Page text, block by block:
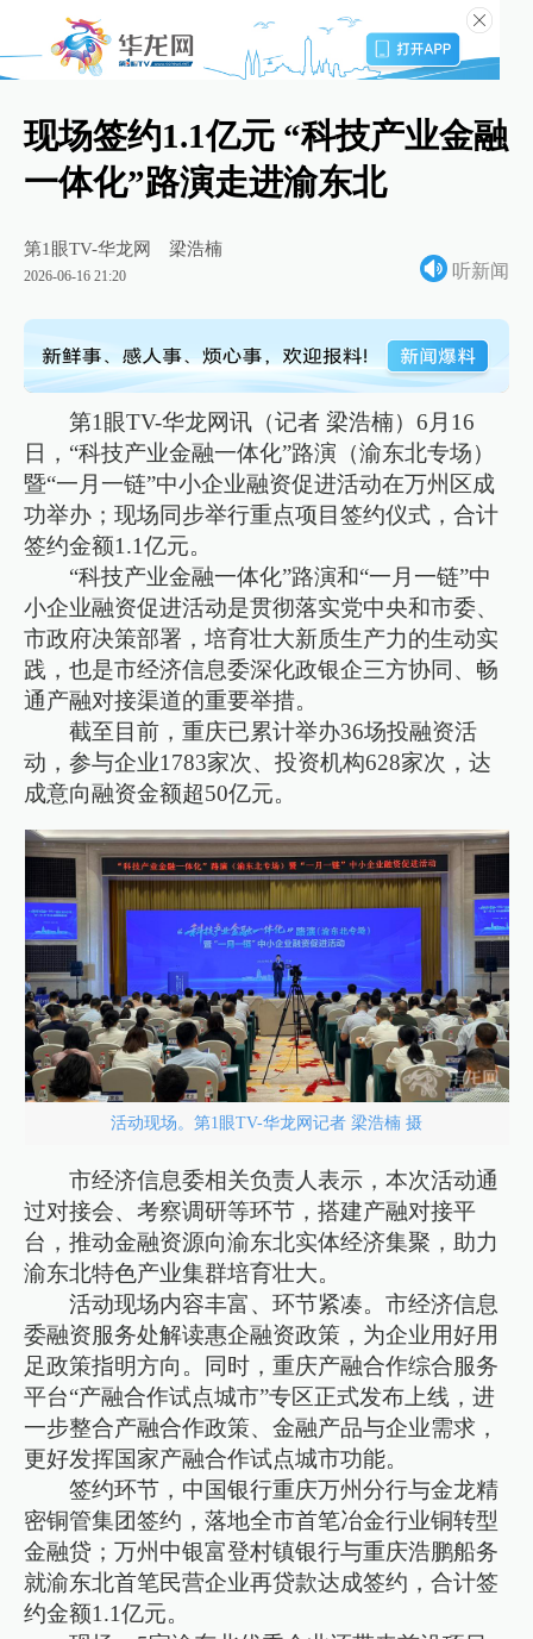
现场签约1.1亿元 “科技产业金融
一体化”路演走进渝东北
第1眼TV-华龙网 梁浩楠
2026-06-16 21:20 听新闻
第1眼TV-华龙网讯（记者 梁浩楠）6月16
日，“科技产业金融一体化”路演（渝东北专场）
暨“一月一链”中小企业融资促进活动在万州区成
功举办；现场同步举行重点项目签约仪式，合计
签约金额1.1亿元。
“科技产业金融一体化”路演和“一月一链”中
小企业融资促进活动是贯彻落实党中央和市委、
市政府决策部署，培育壮大新质生产力的生动实
践，也是市经济信息委深化政银企三方协同、畅
通产融对接渠道的重要举措。
截至目前，重庆已累计举办36场投融资活
动，参与企业1783家次、投资机构628家次，达
成意向融资金额超50亿元。
活动现场。第1眼TV-华龙网记者 梁浩楠 摄
市经济信息委相关负责人表示，本次活动通
过对接会、考察调研等环节，搭建产融对接平
台，推动金融资源向渝东北实体经济集聚，助力
渝东北特色产业集群培育壮大。
活动现场内容丰富、环节紧凑。市经济信息
委融资服务处解读惠企融资政策，为企业用好用
足政策指明方向。同时，重庆产融合作综合服务
平台“产融合作试点城市”专区正式发布上线，进
一步整合产融合作政策、金融产品与企业需求，
更好发挥国家产融合作试点城市功能。
签约环节，中国银行重庆万州分行与金龙精
密铜管集团签约，落地全市首笔冶金行业铜转型
金融贷；万州中银富登村镇银行与重庆浩鹏船务
就渝东北首笔民营企业再贷款达成签约，合计签
约金额1.1亿元。